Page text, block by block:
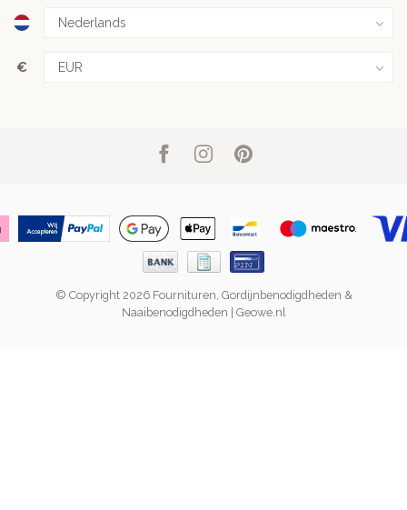
€
© Copyright 2026 Fournituren, Gordijnbenodigdheden &
Naaibenodigdheden | Geowe.nl